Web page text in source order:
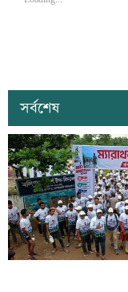
সর্বশেষ